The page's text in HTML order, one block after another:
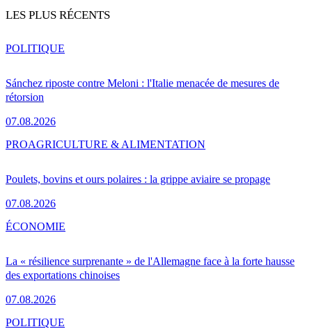
LES PLUS RÉCENTS
Sánchez riposte contre Meloni : l'Italie menacée de mesures de
rétorsion
07.08.2026
POLITIQUE
Poulets, bovins et ours polaires : la grippe aviaire se propage
07.08.2026
PROAGRICULTURE & ALIMENTATION
La « résilience surprenante » de l'Allemagne face à la forte hausse
des exportations chinoises
07.08.2026
ÉCONOMIE
POLITIQUE